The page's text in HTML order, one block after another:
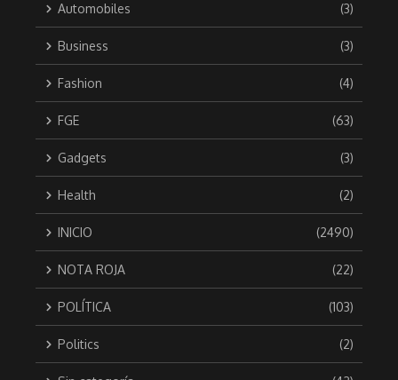
Automobiles (3)
Business (3)
Fashion (4)
FGE (63)
Gadgets (3)
Health (2)
INICIO (2490)
NOTA ROJA (22)
POLÍTICA (103)
Politics (2)